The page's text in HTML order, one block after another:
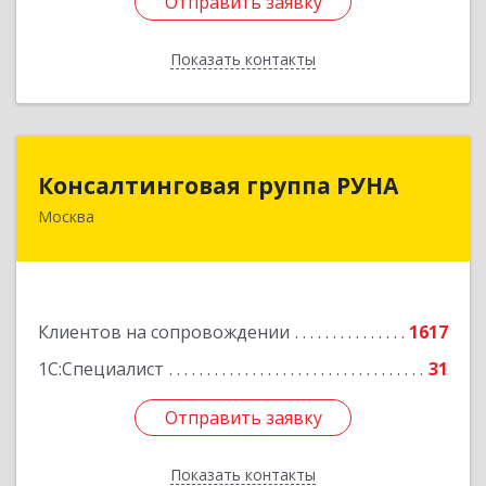
Показать контакты
Назад
Консалтинговая группа РУНА
Москва
Клиентов на сопровождении
1617
1С:Специалист
31
Отправить заявку
Показать контакты
117218, Москва г, Кржижановского ул, дом №
Отправить заявку
Назад